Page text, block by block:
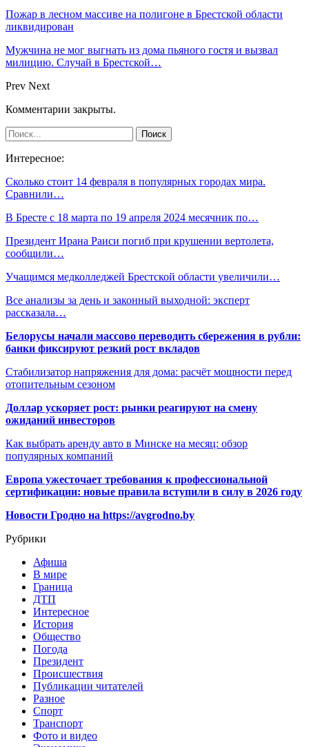
Пожар в лесном массиве на полигоне в Брестской области
ликвидирован
Мужчина не мог выгнать из дома пьяного гостя и вызвал
милицию. Случай в Брестской…
Prev Next
Комментарии закрыты.
Интересное:
Сколько стоит 14 февраля в популярных городах мира.
Сравнили…
В Бресте с 18 марта по 19 апреля 2024 месячник по…
Президент Ирана Раиси погиб при крушении вертолета,
сообщили…
Учащимся медколледжей Брестской области увеличили…
Все анализы за день и законный выходной: эксперт
рассказала…
Белорусы начали массово переводить сбережения в рубли:
банки фиксируют резкий рост вкладов
Стабилизатор напряжения для дома: расчёт мощности перед
отопительным сезоном
Доллар ускоряет рост: рынки реагируют на смену
ожиданий инвесторов
Как выбрать аренду авто в Минске на месяц: обзор
популярных компаний
Европа ужесточает требования к профессиональной
сертификации: новые правила вступили в силу в 2026 году
Новости Гродно на https://avgrodno.by
Рубрики
Афиша
В мире
Граница
ДТП
Интересное
История
Общество
Погода
Президент
Происшествия
Публикации читателей
Разное
Спорт
Транспорт
Фото и видео